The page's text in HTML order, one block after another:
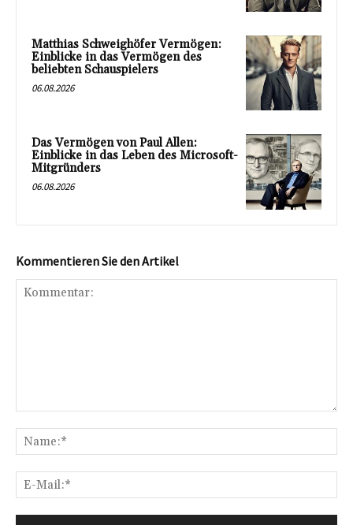
Matthias Schweighöfer Vermögen:
Einblicke in das Vermögen des
beliebten Schauspielers
06.08.2026
Das Vermögen von Paul Allen:
Einblicke in das Leben des Microsoft-
Mitgründers
06.08.2026
Kommentieren Sie den Artikel